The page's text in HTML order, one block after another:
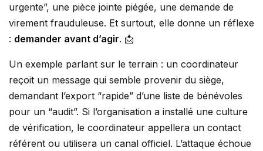
urgente”, une pièce jointe piégée, une demande de
virement frauduleuse. Et surtout, elle donne un réflexe
: demander avant d’agir. 📩
Un exemple parlant sur le terrain : un coordinateur
reçoit un message qui semble provenir du siège,
demandant l’export “rapide” d’une liste de bénévoles
pour un “audit”. Si l’organisation a installé une culture
de vérification, le coordinateur appellera un contact
référent ou utilisera un canal officiel. L’attaque échoue